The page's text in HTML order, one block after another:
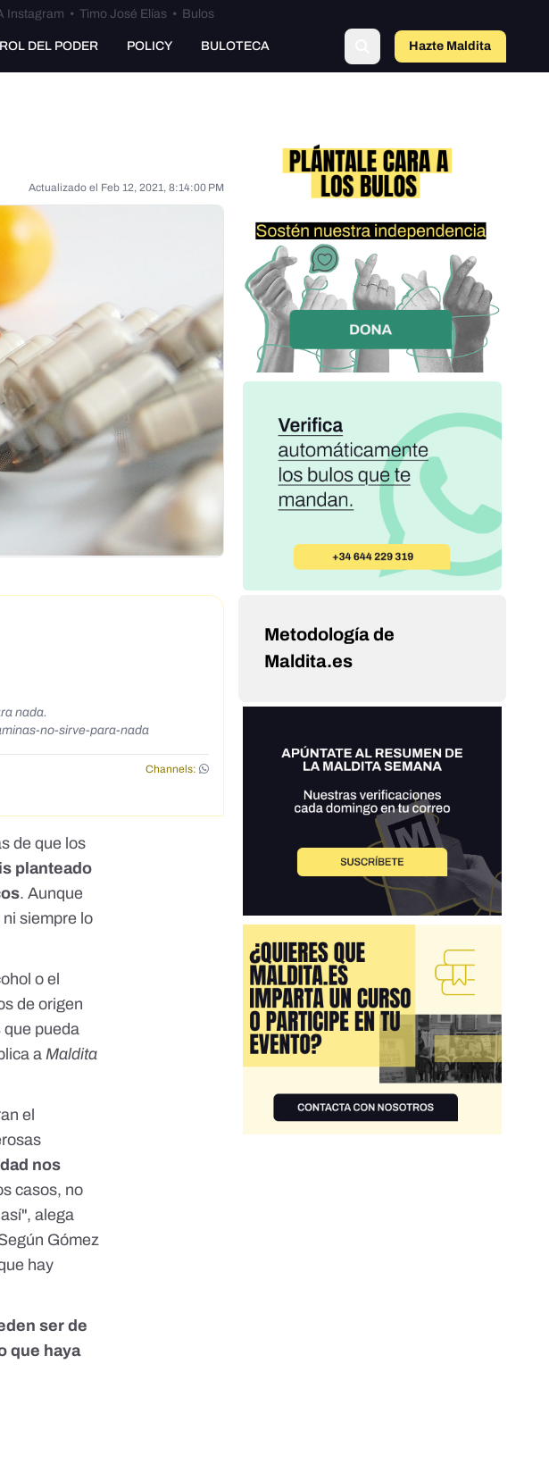
Instagram • Timo José Elías • Bulos
DEL PODER POLICY BULOTECA Hazte Maldito
Actualizado el Feb 12, 2021, 8:14:00 PM
nada.
no-sirve-para-nada
Channels:
de que los
planteado
. Aunque
siempre lo
o el
de origen
que pueda
a Maldita
el
nos
casos, no
alega
Gómez
hay
ser de
que haya
Metodología de
Maldita.es